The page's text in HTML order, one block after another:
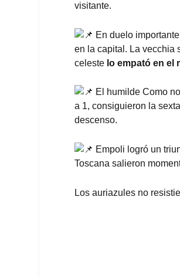
visitante.
En duelo
en la capital. La vecchia
celeste lo empató en el
El humilde Como
a 1, consiguieron la
descenso.
Empoli logró un
Toscana salieron
Los auriazules no